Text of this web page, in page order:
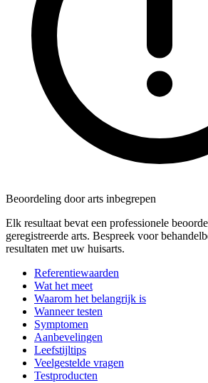
Beoordeling door arts inbegrepen
Elk resultaat bevat een professionele
geregistreerde arts. Bespreek voor
resultaten met uw huisarts.
Referentiewaarden
Wat het meet
Waarom het belangrijk is
Wanneer testen
Symptomen
Aanbevelingen
Leefstijltips
Veelgestelde vragen
Testproducten